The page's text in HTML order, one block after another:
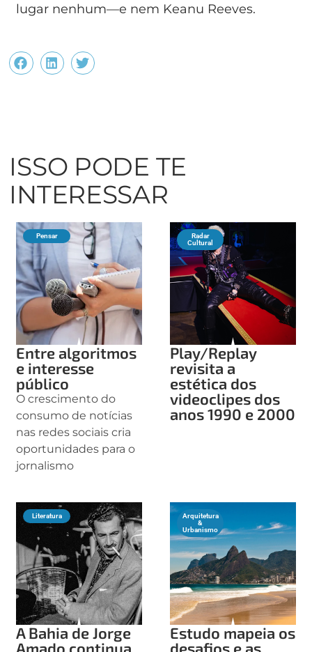
lugar nenhum—e nem Keanu Reeves.
ISSO PODE TE
INTERESSAR
Pensar
Entre algoritmos
e interesse
público
O crescimento do
consumo de notícias
nas redes sociais cria
oportunidades para o
jornalismo
Radar
Cultural
Play/Replay
revisita a
estética dos
videoclipes dos
anos 1990 e 2000
Literatura
A Bahia de Jorge
Amado continua
Arquitetura
&
Urbanismo
Estudo mapeia os
desafios e as